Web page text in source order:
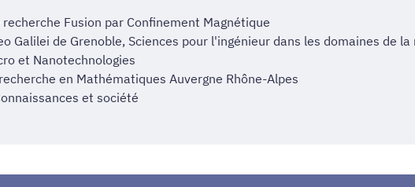
Fusion par Confinement Magnétique
Galilei de Grenoble, Sciences pour l'ingénieur dans les domaines de
et Nanotechnologies
en Mathématiques Auvergne Rhône-Alpes
et société